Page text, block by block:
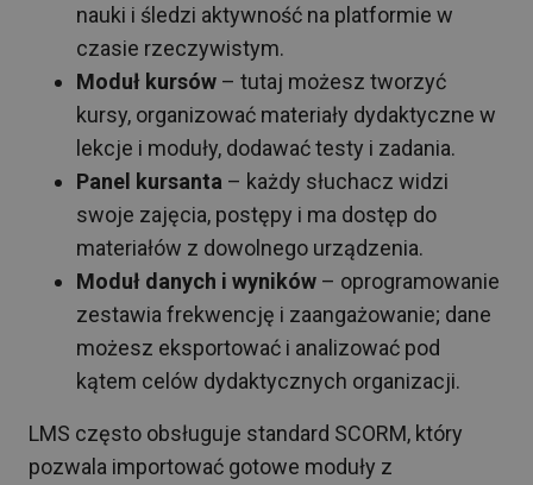
nauki i śledzi aktywność na platformie w
czasie rzeczywistym.
Moduł kursów – tutaj możesz tworzyć
kursy, organizować materiały dydaktyczne w
lekcje i moduły, dodawać testy i zadania.
Panel kursanta – każdy słuchacz widzi
swoje zajęcia, postępy i ma dostęp do
materiałów z dowolnego urządzenia.
Moduł danych i wyników – oprogramowanie
zestawia frekwencję i zaangażowanie; dane
możesz eksportować i analizować pod
kątem celów dydaktycznych organizacji.
LMS często obsługuje standard SCORM, który
pozwala importować gotowe moduły z